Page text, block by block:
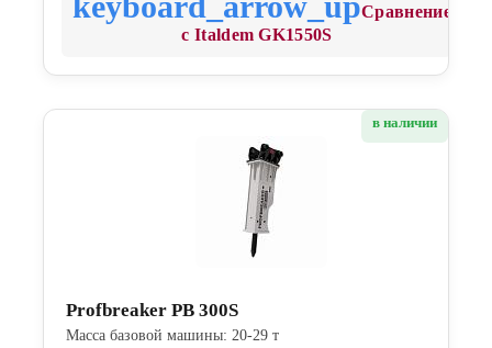
Сравнение
с Italdem GK1550S
в наличии
Profbreaker PB 300S
Масса базовой машины: 20-29 т